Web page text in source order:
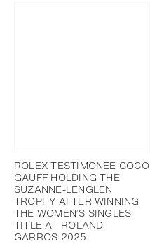
ROLEX TESTIMONEE COCO
GAUFF HOLDING THE
SUZANNE-LENGLEN
TROPHY AFTER WINNING
THE WOMEN’S SINGLES
TITLE AT ROLAND-
GARROS 2025